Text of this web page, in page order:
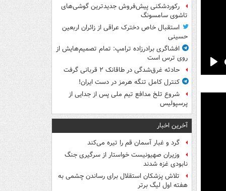
رکوردشکنی پیش‌فروش جدیدترین گوشی‌های
تاشوی سامسونگ
استقبال خاص دخترک عراقی از زائران اربعین
حسینی
افشاگری برادرزاده ترامپ: تمام تصمیم‌هایش از
روی ترس است
حادثه غرق‌شدگی در طاقانک ۲ قربانی گرفت
کنترل کامل تنگه هرمز در دست ایران!
شروع تلخ مدافع تیم ملی پس از جدایی از
پرسپولیس
آخرین اخبار
گرد و غبار آسمان قم را تیره می‌کند
وزیران صهیونیست خواستار از سرگیری جنگ
نابودی غزه شدند
تلاش پزشکان استقلال برای رساندن چشمی به
هفته اول لیگ برتر